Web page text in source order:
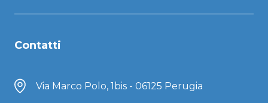
Contatti
Via Marco Polo, 1bis - 06125 Perugia